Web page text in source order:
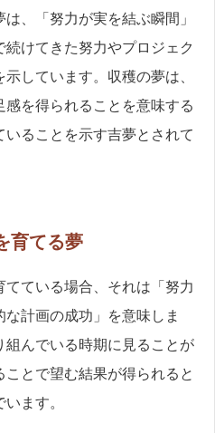
、「努力が実を結ぶ瞬間」
けてきた努力やプロジェク
しています。収穫の夢は、
を得られることを意味する
ることを示す吉夢とされて
育てる夢
ている場合、それは「努力
計画の成功」を意味しま
組んでいる時期に見ることが
とで望む結果が得られると
ます。